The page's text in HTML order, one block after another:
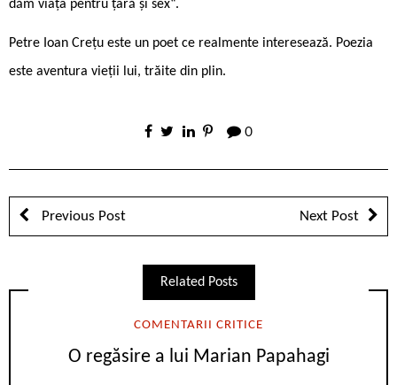
dăm viața pentru țară și sex“.
Petre Ioan Crețu este un poet ce realmente interesează. Poezia
este aventura vieții lui, trăite din plin.
0
Previous Post Next Post
Related Posts
COMENTARII CRITICE
O regăsire a lui Marian Papahagi